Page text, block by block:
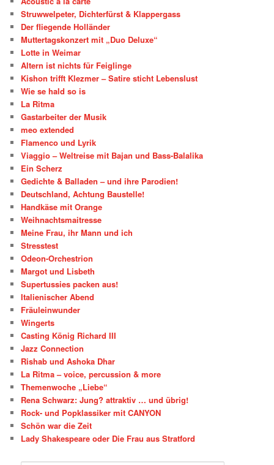
Struwwelpeter, Dichterfürst & Klappergass
Der fliegende Holländer
Muttertagskonzert mit „Duo Deluxe“
Lotte in Weimar
Altern ist nichts für Feiglinge
Kishon trifft Klezmer – Satire sticht Lebenslust
Wie se hald so is
La Ritma
Gastarbeiter der Musik
meo extended
Flamenco und Lyrik
Viaggio – Weltreise mit Bajan und Bass-Balalika
Ein Scherz
Gedichte & Balladen – und ihre Parodien!
Deutschland, Achtung Baustelle!
Handkäse mit Orange
Weihnachtsmaitresse
Meine Frau, ihr Mann und ich
Stresstest
Odeon-Orchestrion
Margot und Lisbeth
Supertussies packen aus!
Italienischer Abend
Fräuleinwunder
Wingerts
Casting König Richard III
Jazz Connection
Rishab und Ashoka Dhar
La Ritma – voice, percussion & more
Themenwoche „Liebe“
Rena Schwarz: Jung? attraktiv … und übrig!
Rock- und Popklassiker mit CANYON
Schön war die Zeit
Lady Shakespeare oder Die Frau aus Stratford